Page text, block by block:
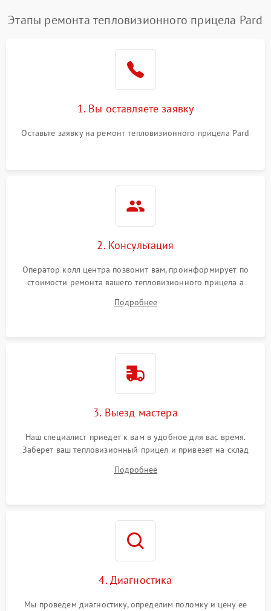
Этапы ремонта тепловизионного прицела Pard
1. Вы оставляете заявку
Оставьте заявку на ремонт тепловизионного прицела Pard
2. Консультация
Оператор колл центра позвонит вам, проинформирует по
стоимости ремонта вашего тепловизионного прицела а
Подробнее
3. Выезд мастера
Наш специалист приедет к вам в удобное для вас время.
Заберет ваш тепловизионный прицел и привезет на склад
Подробнее
4. Диагностика
Мы проведем диагностику, определим поломку и цену ее